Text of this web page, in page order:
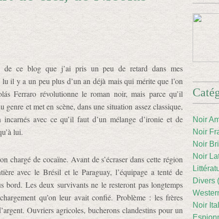
de ce blog que j’ai pris un peu de retard dans mes
il y a un peu plus d’un an déjà mais qui mérite que l’on
Ferraro révolutionne le roman noir, mais parce qu’il
et met en scène, dans une situation assez classique,
incarnés avec ce qu’il faut d’un mélange d’ironie et de
lui.
chargé de cocaïne. Avant de s’écraser dans cette région
avec le Brésil et le Paraguay, l’équipage a tenté de
bord. Les deux survivants ne le resteront pas longtemps
qu’on leur avait confié. Problème : les frères
Ouvriers agricoles, bucherons clandestins pour un
Noir
Noir
Noir
Noir
Divers
Noir